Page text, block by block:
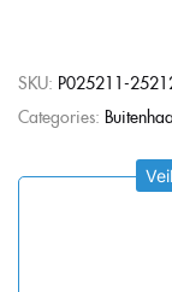
SKU: P025211-
Categories: